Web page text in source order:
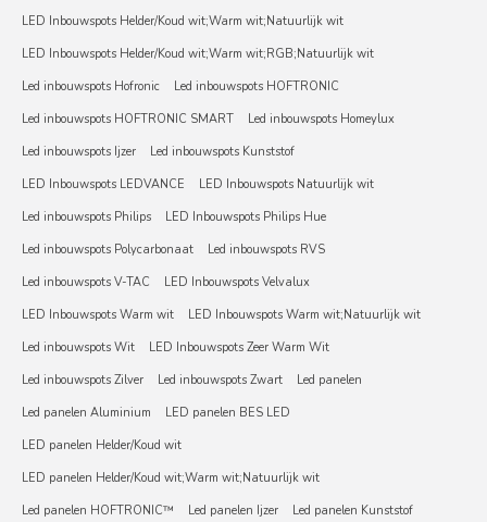
LED Inbouwspots Helder/Koud wit;Warm wit;Natuurlijk wit
LED Inbouwspots Helder/Koud wit;Warm wit;RGB;Natuurlijk wit
Led inbouwspots Hofronic
Led inbouwspots HOFTRONIC
Led inbouwspots HOFTRONIC SMART
Led inbouwspots Homeylux
Led inbouwspots Ijzer
Led inbouwspots Kunststof
LED Inbouwspots LEDVANCE
LED Inbouwspots Natuurlijk wit
Led inbouwspots Philips
LED Inbouwspots Philips Hue
Led inbouwspots Polycarbonaat
Led inbouwspots RVS
Led inbouwspots V-TAC
LED Inbouwspots Velvalux
LED Inbouwspots Warm wit
LED Inbouwspots Warm wit;Natuurlijk wit
Led inbouwspots Wit
LED Inbouwspots Zeer Warm Wit
Led inbouwspots Zilver
Led inbouwspots Zwart
Led panelen
Led panelen Aluminium
LED panelen BES LED
LED panelen Helder/Koud wit
LED panelen Helder/Koud wit;Warm wit;Natuurlijk wit
Led panelen HOFTRONIC™
Led panelen Ijzer
Led panelen Kunststof